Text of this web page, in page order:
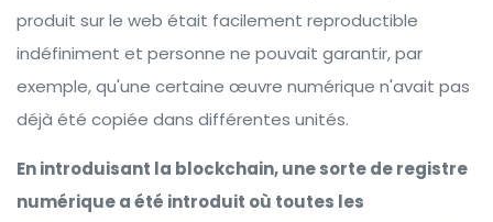
produit sur le web était facilement reproductible
indéfiniment et personne ne pouvait garantir, par
exemple, qu'une certaine œuvre numérique n'avait pas
déjà été copiée dans différentes unités.
En introduisant la blockchain, une sorte de registre
numérique a été introduit où toutes les